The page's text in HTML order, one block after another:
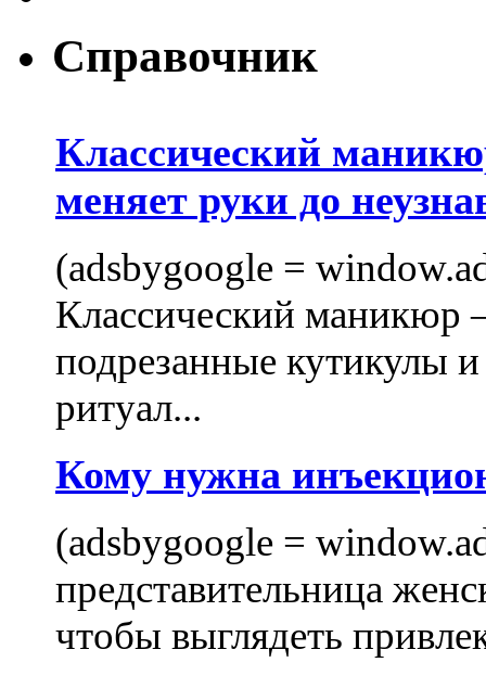
Справочник
Классический
меняет руки до
(adsbygoogle =
Классический маникюр
подрезанные кутикулы
ритуал...
Кому нужна
(adsbygoogle =
представительница
чтобы выглядеть